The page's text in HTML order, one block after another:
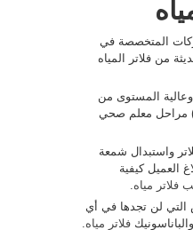
المتخصصة في
من فلاتر المياه
المستوى من
) مراحل معلم صحي
واستبدال شمعة
العميل كيفية
فلاتر مياه.
التي لن تجدها في أي
فلاتر مياه.